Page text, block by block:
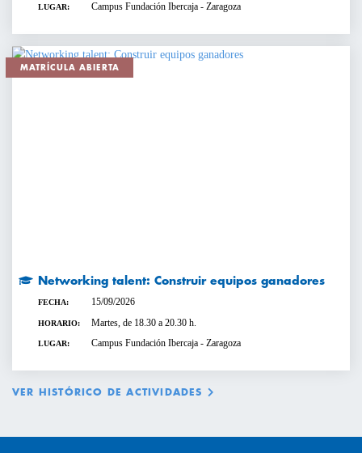
VER HISTÓRICO DE ACTIVIDADES
LUGAR: Campus Fundación Ibercaja - Zaragoza
MATRÍCULA ABIERTA
Networking talent: Construir equipos ganadores
FECHA: 15/09/2026
HORARIO: Martes, de 18.30 a 20.30 h.
LUGAR: Campus Fundación Ibercaja - Zaragoza